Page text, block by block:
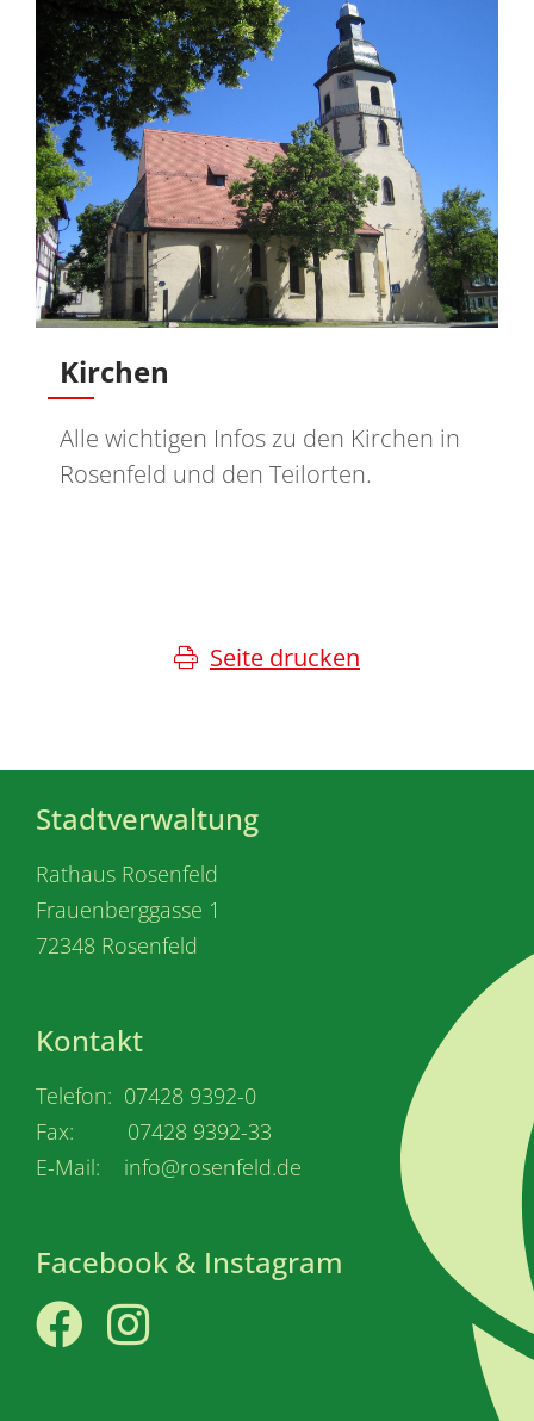
Kirchen
Alle wichtigen Infos zu den Kirchen in
Rosenfeld und den Teilorten.
Seite drucken
Stadtverwaltung
Rathaus Rosenfeld
Frauenberggasse 1
72348 Rosenfeld
Kontakt
Telefon: 07428 9392-0
Fax: 07428 9392-33
E-Mail: info@rosenfeld.de
Facebook & Instagram